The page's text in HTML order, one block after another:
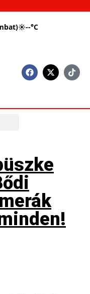
☀--°C